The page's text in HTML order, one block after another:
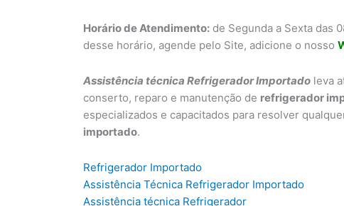
Horário de Atendimento: de Segunda a Sexta das
desse horário, agende pelo Site, adicione o nosso
Assistência técnica Refrigerador Importado leva
conserto, reparo e manutenção de refrigerador
especializados e capacitados para resolver
importado.
Refrigerador Importado
Assistência Técnica Refrigerador Importado
Assistência técnica Refrigerador